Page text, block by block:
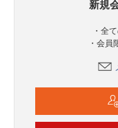
新規
・全
・会